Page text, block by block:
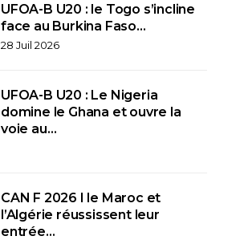
UFOA-B U20 : le Togo s’incline
face au Burkina Faso…
28 Juil 2026
UFOA-B U20 : Le Nigeria
domine le Ghana et ouvre la
voie au…
CAN F 2026 I le Maroc et
l’Algérie réussissent leur
entrée…